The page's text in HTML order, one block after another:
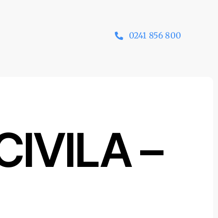
0241 856 800
–